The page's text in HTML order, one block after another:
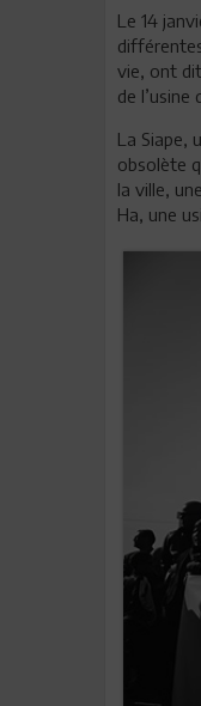
Le 14
vie, ont
de
La Siape,
obsolète
la ville,
Ha, une